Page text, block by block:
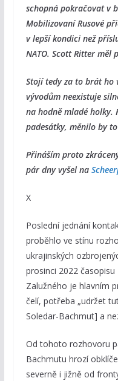
schopná pokračovat v
Mobilizovaní Rusové
v lepší kondici než
NATO. Scott Ritter měl
Stojí tedy za to brát ho
vývodům neexistuje
na hodně mladé holky.
padesátky, měnilo by
Přináším proto
pár dny vyšel na
X
Poslední jednání
proběhlo ve stínu
ukrajinských
prosinci 2022
Zalužného je hlavním
čelí, potřeba „udržet
Soledar-Bachmut] a
Od tohoto rozhovoru
Bachmutu hrozí
severně i jižně od